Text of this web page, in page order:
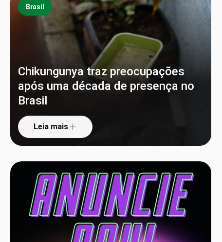
Brasil
Chikungunya traz preocupações
após uma década de presença no
Brasil
Leia mais